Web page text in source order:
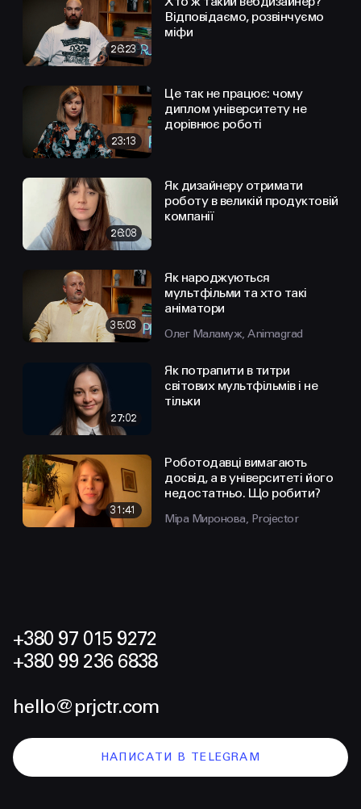
26:23
Відповідаємо, розвінчуємо
міфи
23:13
Це так не працює: чому
диплом університету не
дорівнює роботі
26:08
Як дизайнеру отримати
роботу в великій продуктовій
компанії
35:03
Як народжуються
мультфільми та хто такі
аніматори
Олег Маламуж, Animagrad
27:02
Як потрапити в титри
світових мультфільмів і не
тільки
31:41
Роботодавці вимагають
досвід, а в університеті його
недостатньо. Що робити?
Міра Миронова, Projector
+380 97 015 9272
+380 99 236 6838
hello@prjctr.com
НАПИСАТИ В TELEGRAM